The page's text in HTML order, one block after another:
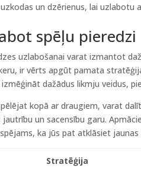
un dzērienus, lai uzlabotu
spēļu
uzlabošanai varat izmantot
ir vērts apgūt pamata
dažādus likmju veidus,
kopā ar draugiem, varat
jautrību un sacensību garu.
ka jūs pat atklāsiet
Stratēģija